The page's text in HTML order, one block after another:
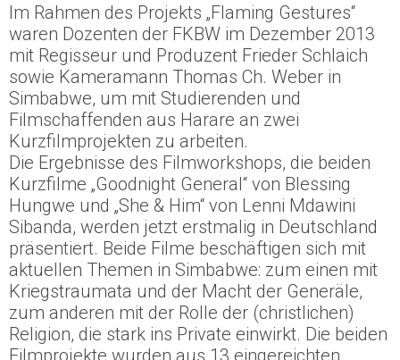
Im Rahmen des Projekts „Flaming Gestures“
waren Dozenten der FKBW im Dezember 2013
mit Regisseur und Produzent Frieder Schlaich
sowie Kameramann Thomas Ch. Weber in
Simbabwe, um mit Studierenden und
Filmschaffenden aus Harare an zwei
Kurzfilmprojekten zu arbeiten.
Die Ergebnisse des Filmworkshops, die beiden
Kurzfilme „Goodnight General“ von Blessing
Hungwe und „She & Him“ von Lenni Mdawini
Sibanda, werden jetzt erstmalig in Deutschland
präsentiert. Beide Filme beschäftigen sich mit
aktuellen Themen in Simbabwe: zum einen mit
Kriegstraumata und der Macht der Generäle,
zum anderen mit der Rolle der (christlichen)
Religion, die stark ins Private einwirkt. Die beiden
Filmprojekte wurden aus 13 eingereichten